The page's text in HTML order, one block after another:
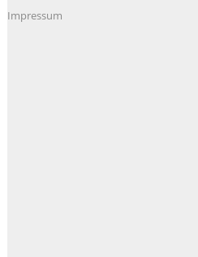
Impressum